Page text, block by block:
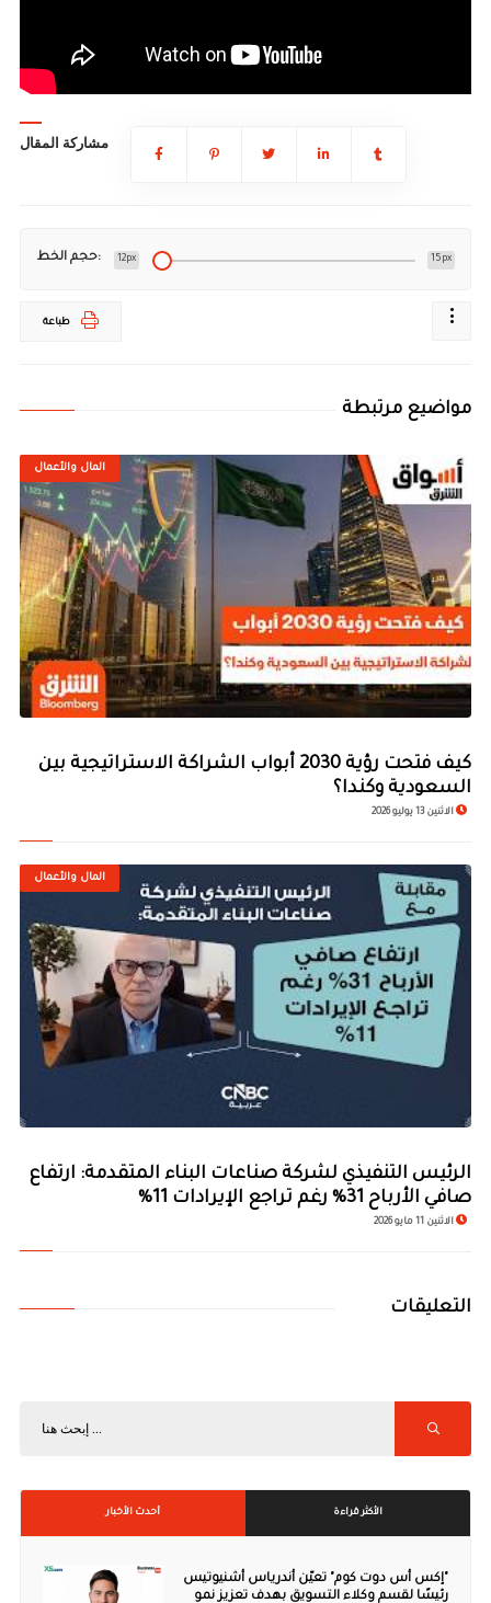
مشاركة المقال
حجم الخط: 12px 15px
طباعة
مواضيع مرتبطة
المال والأعمال
كيف فتحت رؤية 2030 أبواب الشراكة الاستراتيجية بين
السعودية وكندا؟
الاثنين 13 يوليو 2026
المال والأعمال
الرئيس التنفيذي لشركة صناعات البناء المتقدمة: ارتفاع
صافي الأرباح 31% رغم تراجع الإيرادات 11%
الاثنين 11 مايو 2026
التعليقات
الأكثر قراءة أحدث الأخبار
"إكس أس دوت كوم" تعيّن أندرياس أشنيوتيس
رئيسًا لقسم وكلاء التسويق بهدف تعزيز نمو